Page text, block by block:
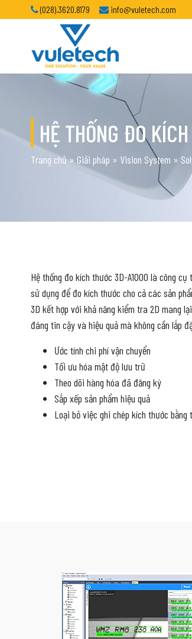
(028).3620.8179 info@vuletech.com
HỆ THỐNG ĐO
Trang chủ» Giải pháp » Vision System »
Hệ thống đo kích thước 3D-A1000 là công
sử dụng để đo kích thước cho cả các sản
3D kết hợp với khả năng kiểm tra 2D mang
đáng tin cậy và hiệu quả mà không cần lắp
Ước tính chi phí vận chuyển
Tối ưu hóa mật độ lưu trữ
Theo dõi hàng hóa đã đăng ký
Sắp xếp sản phẩm hiệu quả
Loại bỏ việc ghi chép kích thước bằng